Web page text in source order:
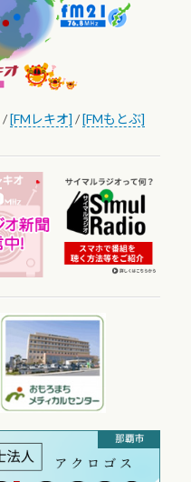
/[FMレキオ] /[FMもとぶ]